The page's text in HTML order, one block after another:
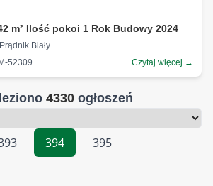
m² Ilość pokoi 1 Rok Budowy 2024
Biały
52309
Czytaj więcej →
4330 ogłoszeń
394 395